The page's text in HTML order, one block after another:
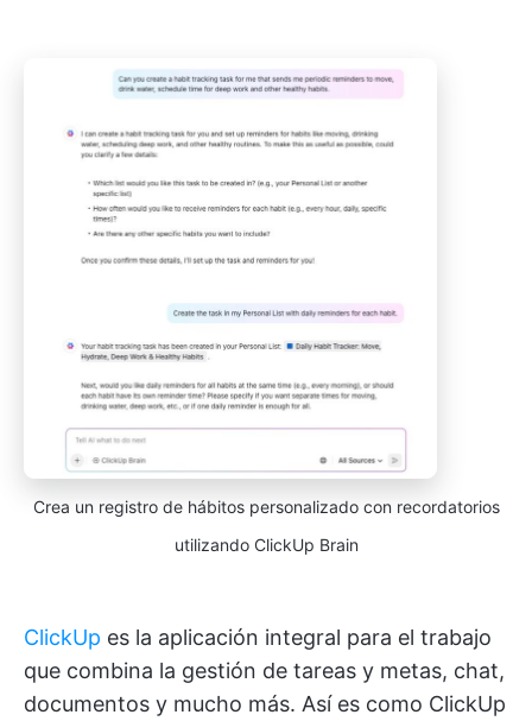
Crea un registro de hábitos personalizado con recordatorios
utilizando ClickUp Brain
ClickUp es la aplicación integral para el trabajo
que combina la gestión de tareas y metas, chat,
documentos y mucho más. Así es como ClickUp